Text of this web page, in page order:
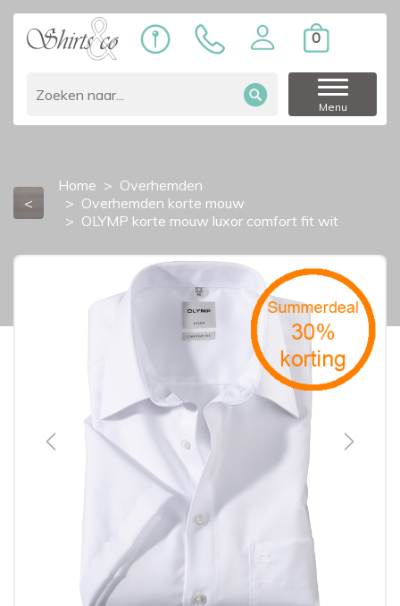
0
Menu
<
Home
Overhemden
Overhemden korte mouw
OLYMP korte mouw luxor comfort fit wit
Previous Next